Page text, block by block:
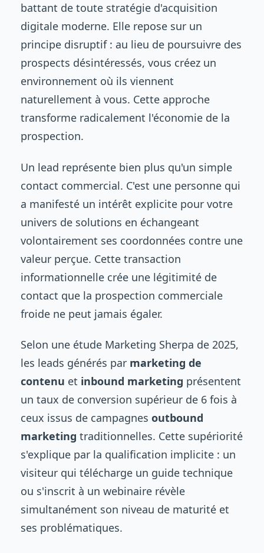
battant de toute stratégie d'acquisition
digitale moderne. Elle repose sur un
principe disruptif : au lieu de poursuivre des
prospects désintéressés, vous créez un
environnement où ils viennent
naturellement à vous. Cette approche
transforme radicalement l'économie de la
prospection.
Un lead représente bien plus qu'un simple
contact commercial. C'est une personne qui
a manifesté un intérêt explicite pour votre
univers de solutions en échangeant
volontairement ses coordonnées contre une
valeur perçue. Cette transaction
informationnelle crée une légitimité de
contact que la prospection commerciale
froide ne peut jamais égaler.
Selon une étude Marketing Sherpa de 2025,
les leads générés par marketing de
contenu et inbound marketing présentent
un taux de conversion supérieur de 6 fois à
ceux issus de campagnes outbound
marketing traditionnelles. Cette supériorité
s'explique par la qualification implicite : un
visiteur qui télécharge un guide technique
ou s'inscrit à un webinaire révèle
simultanément son niveau de maturité et
ses problématiques.